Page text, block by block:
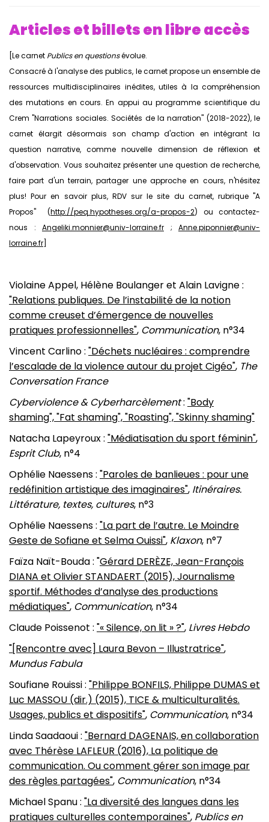
Articles et billets en libre accès
[Le carnet Publics en questionsévolue.
Consacré à l'analyse des publics, le carnet propose un ensemble de
ressources multidisciplinaires inédites, utiles à la compréhension
des mutations en cours. En appui au programme scientifique du
Crem "Narrations sociales. Sociétés de la narration" (2018-2022), le
carnet élargit désormais son champ d'action en intégrant la
question narrative, comme nouvelle dimension de réflexion et
d'observation. Vous souhaitez présenter une question de recherche,
faire part d'un terrain, partager une approche en cours, n'hésitez
plus! Pour en savoir plus, RDV sur le site du carnet, rubrique "A
Propos" (http://peq.hypotheses.org/a-propos-2) ou contactez-
nous : Angeliki.monnier@univ-lorraine.fr ; Anne.piponnier@univ-
lorraine.fr
Violaine Appel, Hélène Boulanger et Alain Lavigne :
"Relations publiques. De l’instabilité de la notion
comme creuset d’émergence de nouvelles
pratiques professionnelles", Communication, n°34
Vincent Carlino : "Déchets nucléaires : comprendre
l’escalade de la violence autour du projet Cigéo", The
Conversation France
Cyberviolence & Cyberharcèlement: "Body
shaming", "Fat shaming", "Roasting", "Skinny shaming"
Natacha Lapeyroux : "Médiatisation du sport féminin",
Esprit Club, n°4
Ophélie Naessens : "Paroles de banlieues : pour une
redéfinition artistique des imaginaires", Itinéraires.
Littérature, textes, cultures, n°3
Ophélie Naessens : "La part de l’autre. Le Moindre
Geste de Sofiane et Selma Ouissi", Klaxon, n°7
Faïza Naït-Bouda : "Gérard DERÈZE, Jean-François
DIANA et Olivier STANDAERT (2015), Journalisme
sportif. Méthodes d’analyse des productions
médiatiques", Communication, n°34
Claude Poissenot : "« Silence, on lit » ?", Livres Hebdo
"[Rencontre avec] Laura Bevon – Illustratrice",
Mundus Fabula
Soufiane Rouissi : "Philippe BONFILS, Philippe DUMAS et
Luc MASSOU (dir.) (2015), TICE & multiculturalités.
Usages, publics et dispositifs", Communication, n°34
Linda Saadaoui : "Bernard DAGENAIS, en collaboration
avec Thérèse LAFLEUR (2016), La politique de
communication. Ou comment gérer son image par
des règles partagées", Communication, n°34
Michael Spanu : "La diversité des langues dans les
pratiques culturelles contemporaines", Publics en